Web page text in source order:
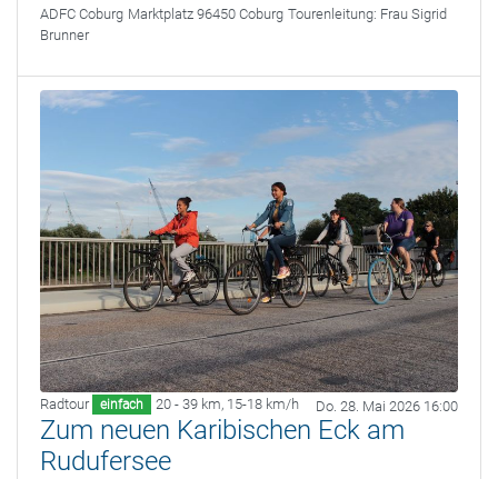
ADFC Coburg Marktplatz 96450 Coburg Tourenleitung: Frau Sigrid
Brunner
Radtour einfach 20 - 39 km, 15-18 km/h Do. 28. Mai 2026 16:00
Zum neuen Karibischen Eck am
Rudufersee